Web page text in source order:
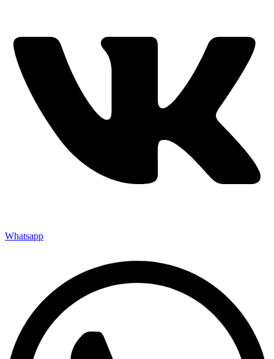
Whatsapp